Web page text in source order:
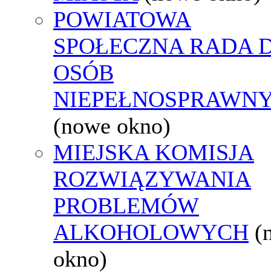
POWIATOWA
SPOŁECZNA RADA
OSÓB
(nowe okno)
MIEJSKA KOMISJA
ROZWIĄZYWANIA
PROBLEMÓW
ALKOHOLOWYCH
okno)